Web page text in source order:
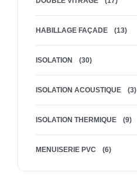
HABILLAGE FAÇADE (13)
ISOLATION (30)
ISOLATION ACOUSTIQUE (3)
ISOLATION THERMIQUE (9)
MENUISERIE PVC (6)